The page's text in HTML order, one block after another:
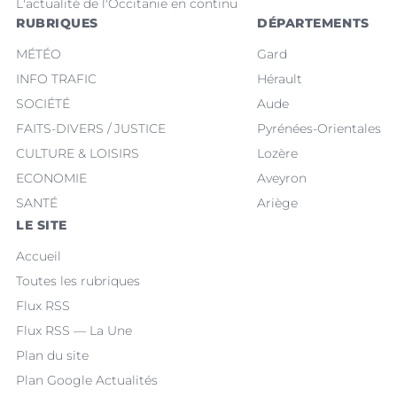
L'actualité de l'Occitanie en continu
RUBRIQUES
MÉTÉO
INFO TRAFIC
SOCIÉTÉ
FAITS-DIVERS / JUSTICE
CULTURE & LOISIRS
ECONOMIE
SANTÉ
DÉPARTEMENTS
Gard
Hérault
Aude
Pyrénées-Orientales
Lozère
Aveyron
Ariège
LE SITE
Accueil
Toutes les rubriques
Flux RSS
Flux RSS — La Une
Plan du site
Plan Google Actualités